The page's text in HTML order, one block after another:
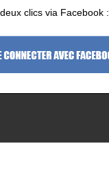
clics via Facebook :